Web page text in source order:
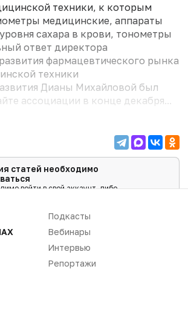
техники, к которым
медицинские, аппараты
сахара в крови, тонометры
ответ директора
фармацевтического рынка
техники
Дианы Михайловой был
ассоциации в конце декабря...
статей необходимо
войти в свой аккаунт, либо
Подкасты
Вебинары
Интервью
Репортажи